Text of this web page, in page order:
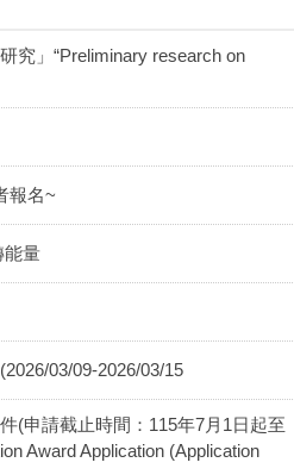
究」“Preliminary research on
報名~
能量
03/09-2026/03/15
(申請截止時間：115年7月1日起至
Award Application (Application